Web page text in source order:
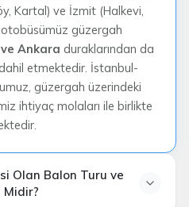
Kartal) ve İzmit (Halkevi,
otobüsümüz güzergah
Ankara duraklarından da
etmektedir. İstanbul-
güzergah üzerindeki
ihtiyaç molaları ile birlikte
Olan Balon Turu ve